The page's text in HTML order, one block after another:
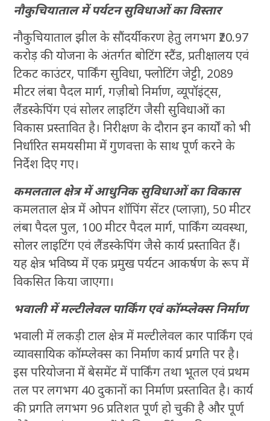
नौकुचियाताल में पर्यटन सुविधाओं का विस्तार
नौकुचियाताल झील के सौंदर्यीकरण हेतु लगभग ₹20.97
करोड़ की योजना के अंतर्गत बोटिंग स्टैंड, प्रतीक्षालय एवं
टिकट काउंटर, पार्किंग सुविधा, फ्लोटिंग जेट्टी, 2089
मीटर लंबा पैदल मार्ग, गज़ीबो निर्माण, व्यूपॉइंट्स,
लैंडस्केपिंग एवं सोलर लाइटिंग जैसी सुविधाओं का
विकास प्रस्तावित है। निरीक्षण के दौरान इन कार्यों को भी
निर्धारित समयसीमा में गुणवत्ता के साथ पूर्ण करने के
निर्देश दिए गए।
कमलताल क्षेत्र में आधुनिक सुविधाओं का विकास
कमलताल क्षेत्र में ओपन शॉपिंग सेंटर (प्लाज़ा), 50 मीटर
लंबा पैदल पुल, 100 मीटर पैदल मार्ग, पार्किंग व्यवस्था,
सोलर लाइटिंग एवं लैंडस्केपिंग जैसे कार्य प्रस्तावित हैं।
यह क्षेत्र भविष्य में एक प्रमुख पर्यटन आकर्षण के रूप में
विकसित किया जाएगा।
भवाली में मल्टीलेवल पार्किंग एवं कॉम्प्लेक्स निर्माण
भवाली में लकड़ी टाल क्षेत्र में मल्टीलेवल कार पार्किंग एवं
व्यावसायिक कॉम्प्लेक्स का निर्माण कार्य प्रगति पर है।
इस परियोजना में बेसमेंट में पार्किंग तथा भूतल एवं प्रथम
तल पर लगभग 40 दुकानों का निर्माण प्रस्तावित है। कार्य
की प्रगति लगभग 96 प्रतिशत पूर्ण हो चुकी है और पूर्ण